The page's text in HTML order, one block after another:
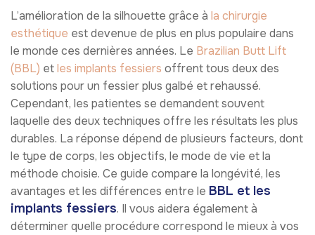
L’amélioration de la silhouette grâce à la chirurgie
esthétique est devenue de plus en plus populaire dans
le monde ces dernières années. Le Brazilian Butt Lift
(BBL) etles implants fessiers offrent tous deux des
solutions pour un fessier plus galbé et rehaussé.
Cependant, les patientes se demandent souvent
laquelle des deux techniques offre les résultats les plus
durables. La réponse dépend de plusieurs facteurs, dont
le type de corps, les objectifs, le mode de vie et la
méthode choisie. Ce guide compare la longévité, les
avantages et les différences entre le BBL et les
implants fessiers. Il vous aidera également à
déterminer quelle procédure correspond le mieux à vos